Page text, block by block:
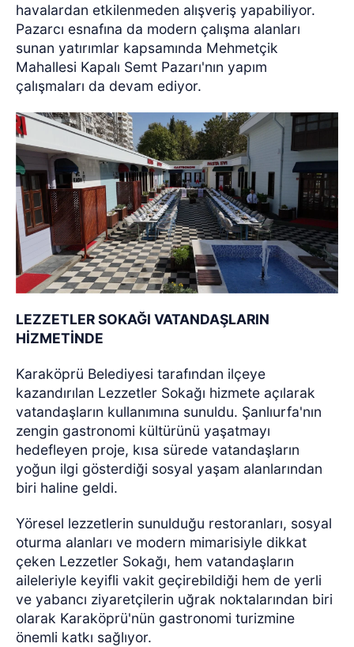
havalardan etkilenmeden alışveriş yapabiliyor.
Pazarcı esnafına da modern çalışma alanları
sunan yatırımlar kapsamında Mehmetçik
Mahallesi Kapalı Semt Pazarı'nın yapım
çalışmaları da devam ediyor.
LEZZETLER SOKAĞI VATANDAŞLARIN
HİZMETİNDE
Karaköprü Belediyesi tarafından ilçeye
kazandırılan Lezzetler Sokağı hizmete açılarak
vatandaşların kullanımına sunuldu. Şanlıurfa'nın
zengin gastronomi kültürünü yaşatmayı
hedefleyen proje, kısa sürede vatandaşların
yoğun ilgi gösterdiği sosyal yaşam alanlarından
biri haline geldi.
Yöresel lezzetlerin sunulduğu restoranları, sosyal
oturma alanları ve modern mimarisiyle dikkat
çeken Lezzetler Sokağı, hem vatandaşların
aileleriyle keyifli vakit geçirebildiği hem de yerli
ve yabancı ziyaretçilerin uğrak noktalarından biri
olarak Karaköprü'nün gastronomi turizmine
önemli katkı sağlıyor.